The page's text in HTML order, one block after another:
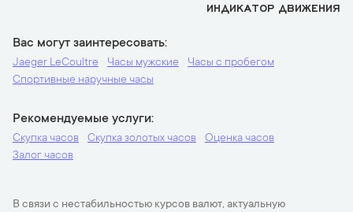
ИНДИКАТОР ДВИЖЕНИЯ
Вас могут заинтересовать
Jaeger LeCoultre Часы мужские
Часы с пробегом
Спортивные наручные часы
Рекомендуемые услуги
Скупка часов Скупка золотых часов
Оценка часов
Залог часов
В связи с нестабильностью курсов валют, актуальную